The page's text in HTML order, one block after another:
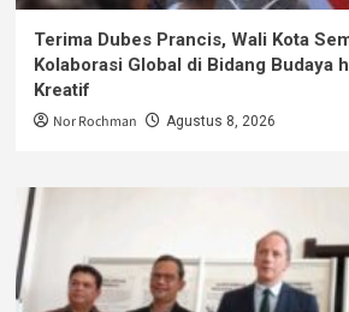
Terima Dubes Prancis, Wali Kota
Kolaborasi Global di Bidang Budaya
Kreatif
Nor Rochman Agustus 8, 2026